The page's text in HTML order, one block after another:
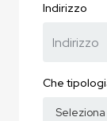
Indirizzo
Che